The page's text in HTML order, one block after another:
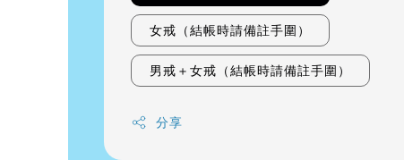
女戒（結帳時請備註手圍）
男戒＋女戒（結帳時請備註手圍）
分享